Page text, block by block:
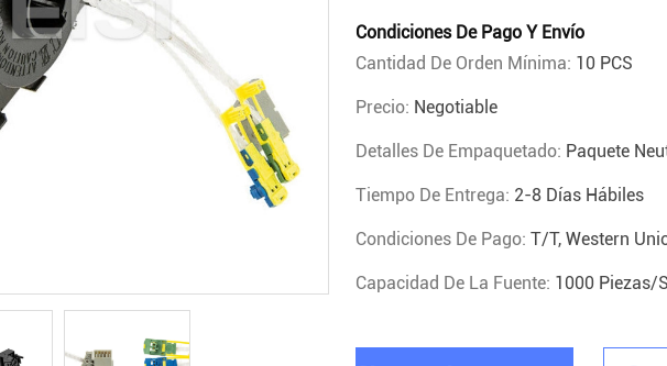
Condiciones De Pago Y Envío
Cantidad De Orden Mínima: 10 PCS
Precio: Negotiable
Detalles De Empaquetado: Paquete
Tiempo De Entrega: 2-8 Días Hábiles
Condiciones De Pago: T/T, Western
Capacidad De La Fuente: 1000 Piezas/